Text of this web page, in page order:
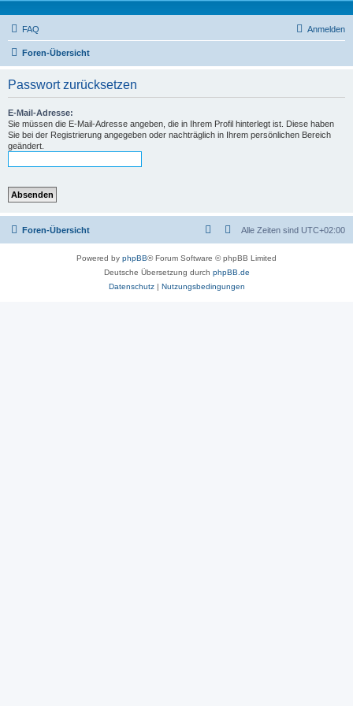
FAQ Anmelden
Foren-Übersicht
Passwort zurücksetzen
E-Mail-Adresse:
Sie müssen die E-Mail-Adresse angeben, die in Ihrem Profil hinterlegt ist. Diese haben
Sie bei der Registrierung angegeben oder nachträglich in Ihrem persönlichen Bereich
geändert.
Foren-Übersicht Alle Zeiten sind UTC+02:00
Powered by phpBB® Forum Software © phpBB Limited
Deutsche Übersetzung durch phpBB.de
Datenschutz| Nutzungsbedingungen